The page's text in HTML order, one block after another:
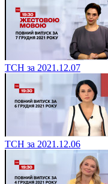
ТСН за 2021.12.07
ТСН за 2021.12.06